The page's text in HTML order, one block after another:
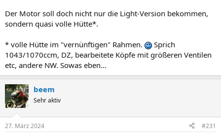
Der Motor soll doch nicht nur die Light-Version bekommen,
sondern quasi volle Hütte*.
* volle Hütte im "vernünftigen" Rahmen.
Sprich
1043/1070ccm, DZ, bearbeitete Köpfe mit größeren Ventilen
etc, andere NW. Sowas eben...
beem
Sehr aktiv
27. März 2024 #231